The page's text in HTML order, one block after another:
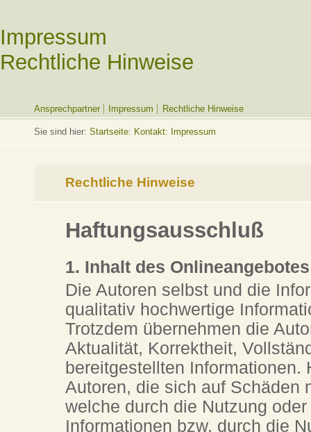
Impressum
Rechtliche Hinweise
Ansprechpartner Impressum Rechtliche Hinweise
Sie sind hier: Startseite: Kontakt: Impressum
Rechtliche Hinweise
Haftungsausschluß
1. Inhalt des Onlineangebotes
Die Autoren selbst und die
qualitativ hochwertige
Trotzdem übernehmen die
Aktualität, Korrektheit,
bereitgestellten
Autoren, die sich auf Schäden
welche durch die Nutzung
Informationen bzw. durch die